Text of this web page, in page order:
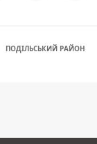
ПОДІЛЬСЬКИЙ РАЙОН